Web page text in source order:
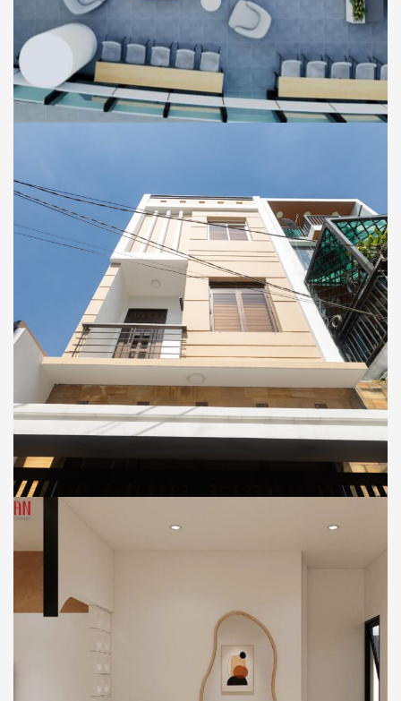
THIẾT KẾ VĂN PHÒNG
Thiết Kế Phối Cảnh 3D Văn Phòng FPT
CĂN HỘ - OFFICE
CĂN HỘ DỊCH VỤ 674
Thi Công Nội Thất Công Trình Căn Hộ